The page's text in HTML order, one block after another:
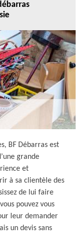
BF Débarras est
grande
et
à sa clientèle des
de lui faire
pouvez vous
leur demander
un devis sans